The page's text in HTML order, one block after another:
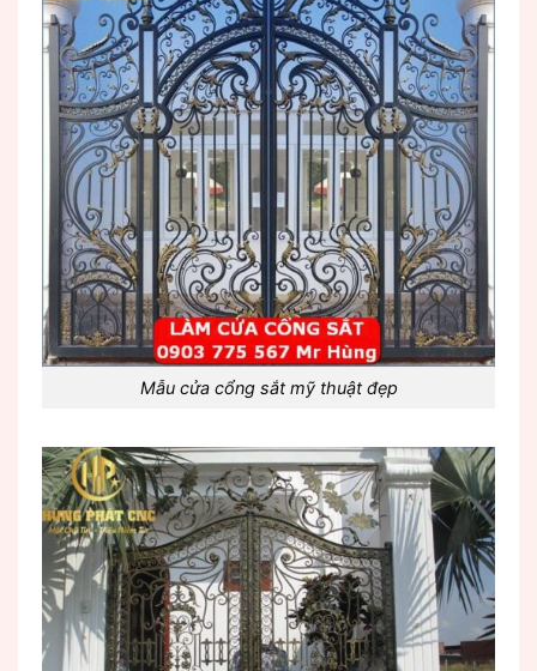
Mẫu cửa cổng sắt mỹ thuật đẹp